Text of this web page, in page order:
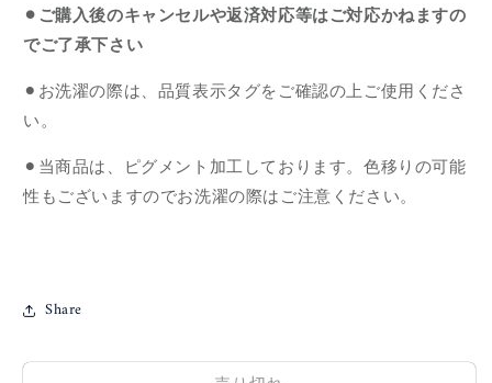
⚫︎ご購入後のキャンセルや返済対応等はご対応かねますの
でご了承下さい
⚫︎お洗濯の際は、 品質表示タグをご確認の上ご使用くださ
い。
⚫︎当商品は、ピグメント加工しております。色移りの可能
性もございますのでお洗濯の際はご注意ください。
Share